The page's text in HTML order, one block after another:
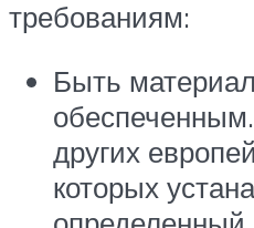
требованиям:
Быть
других
которых